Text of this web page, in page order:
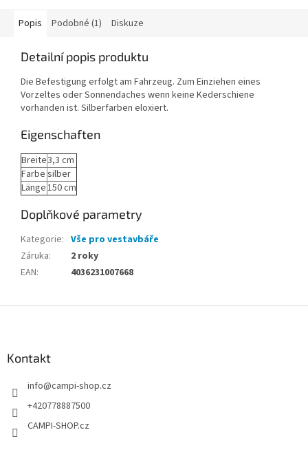
Popis Podobné (1) Diskuze
Detailní popis produktu
Die Befestigung erfolgt am Fahrzeug. Zum Einziehen eines
Vorzeltes oder Sonnendaches wenn keine Kederschiene
vorhanden ist. Silberfarben eloxiert.
Eigenschaften
Breite3,3 cm
Farbe silber
Länge150 cm
Doplňkové parametry
Kategorie: Vše pro vestavbáře
Záruka:
2 roky
EAN: 4036231007668
Kontakt
info@campi-shop.cz
+420778887500
CAMPI-SHOP.cz